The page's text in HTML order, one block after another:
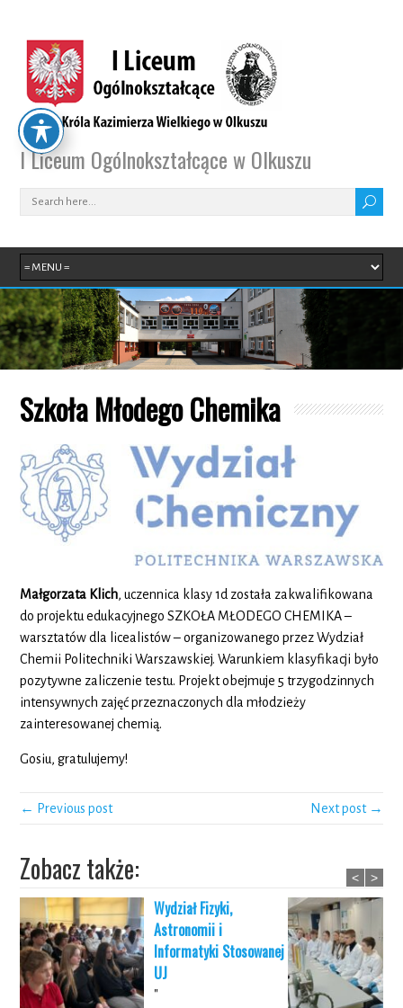
I Liceum Ogólnokształcące w Olkuszu
Szkoła Młodego Chemika
Małgorzata Klich, uczennica klasy 1d została zakwalifikowana
do projektu edukacyjnego SZKOŁA MŁODEGO CHEMIKA –
warsztatów dla licealistów – organizowanego przez Wydział
Chemii Politechniki Warszawskiej. Warunkiem klasyfikacji było
pozytywne zaliczenie testu. Projekt obejmuje 5 trzygodzinnych
intensywnych zajęć przeznaczonych dla młodzieży
zainteresowanej chemią.
Gosiu, gratulujemy!
← Previous post Next post →
Zobacz także:
Wydział Fizyki,
Astronomii i
Informatyki Stosowanej
UJ
"
< >